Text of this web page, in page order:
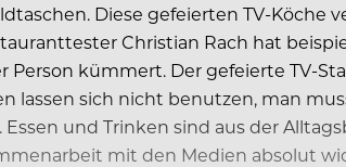
Diese gefeierten TV-
Christian Rach hat
kümmert. Der gefeierte TV-
sich nicht benutzen, man
und Trinken sind aus der
mit den Medien absolut